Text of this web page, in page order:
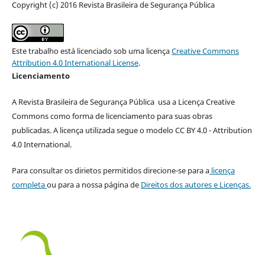
Copyright (c) 2016 Revista Brasileira de Segurança Pública
Este trabalho está licenciado sob uma licençaCreative Commons
Attribution 4.0 International License.
Licenciamento
A Revista Brasileira de Segurança Pública usa a Licença Creative
Commons como forma de licenciamento para suas obras
publicadas. A licença utilizada segue o modelo CC BY 4.0 - Attribution
4.0 International.
Para consultar os dirietos permitidos direcione-se para alicença
completaou para a nossa página de Direitos dos autores e Licenças.